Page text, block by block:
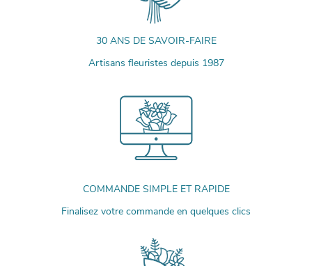
30 ANS DE SAVOIR-FAIRE
Artisans fleuristes depuis 1987
COMMANDE SIMPLE ET RAPIDE
Finalisez votre commande en quelques clics